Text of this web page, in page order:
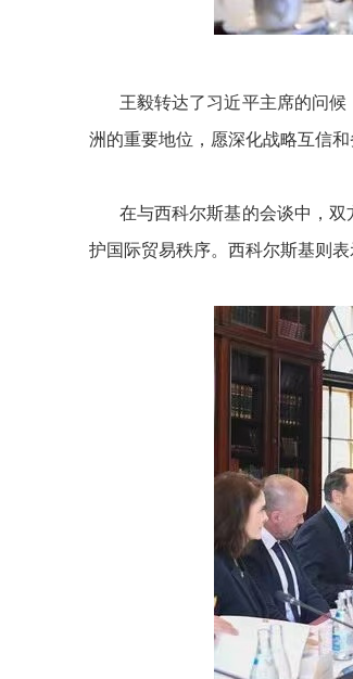
王毅转达了习近平主席的问候
洲的重要地位，愿深化战略互信
在与西科尔斯基的会谈中，双
护国际贸易秩序。西科尔斯基则